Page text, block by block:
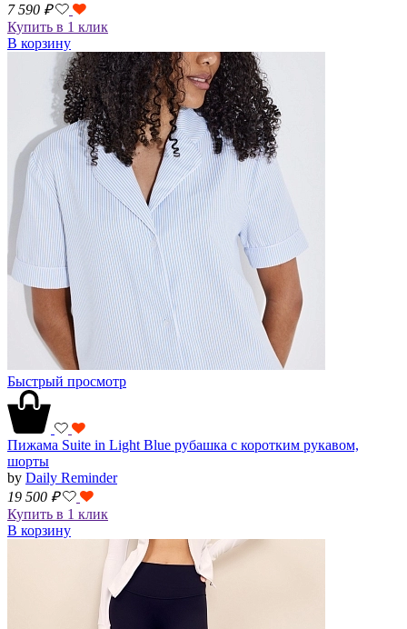
7 590 ₽
Купить в 1 клик
В корзину
Быстрый просмотр
Пижама Suite in Light Blue рубашка с коротким рукавом,
шорты
by Daily Reminder
19 500 ₽
Купить в 1 клик
В корзину